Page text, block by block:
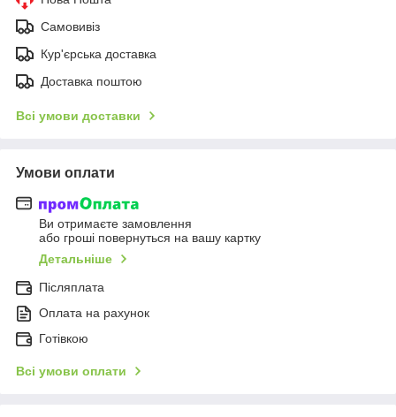
Самовивіз
Кур'єрська доставка
Доставка поштою
Всі умови доставки
Умови оплати
Ви отримаєте замовлення
або гроші повернуться на вашу картку
Детальніше
Післяплата
Оплата на рахунок
Готівкою
Всі умови оплати